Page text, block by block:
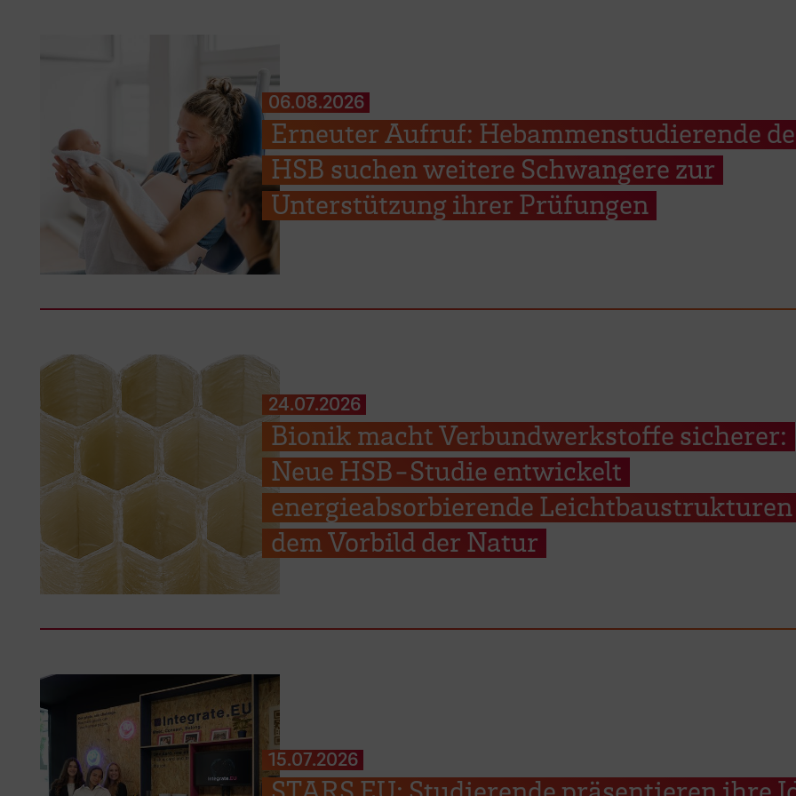
06.08.2026
Erneuter Aufruf: Hebammenstudierende
HSB suchen weitere Schwangere zur
Unterstützung ihrer Prüfungen
24.07.2026
Bionik macht Verbundwerkstoffe sicherer:
Neue HSB-Studie entwickelt
energieabsorbierende
dem Vorbild der Natur
15.07.2026